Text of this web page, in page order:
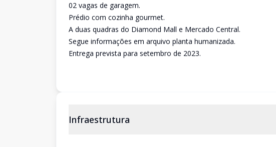
02 vagas de garagem.
Prédio com cozinha gourmet.
A duas quadras do Diamond Mall e Mercado Central.
Segue informações em arquivo planta humanizada.
Entrega prevista para setembro de 2023.
Infraestrutura